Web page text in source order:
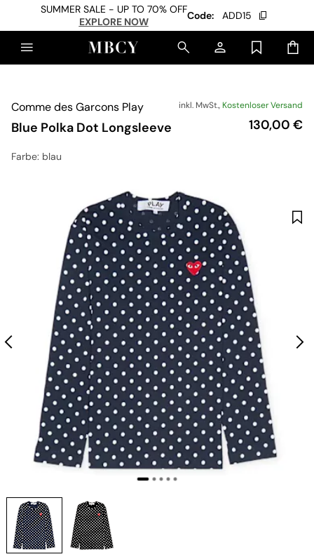
SUMMER SALE - UP TO 70% OFF
EXPLORE NOW
Code: ADD15
Comme des Garcons Play
Blue Polka Dot Longsleeve
inkl. MwSt., Kostenloser Versand
Preis
130,00 €
Farbe: blau